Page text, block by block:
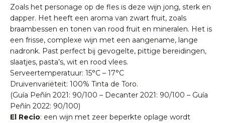
Zoals het personage op de fles is deze wijn jong, sterk en
dapper. Het heeft een aroma van zwart fruit, zoals
braambessen en tonen van rood fruit en mineralen. Het is
een frisse, complexe wijn met een aangename, lange
nadronk. Past perfect bij gevogelte, pittige bereidingen,
slaatjes, pasta’s, wit en rood vlees.
Serveertemperatuur: 15°C – 17°C
Druivenvariëteit: 100% Tinta de Toro.
(Guía Peñín 2021: 90/100 – Decanter 2021: 90/100 – Guía
Peñín 2022: 90/100)
El Recio: een wijn met zeer beperkte oplage wordt